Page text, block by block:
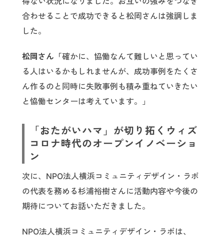
合わせることで成功できると松岡さんは強調しま
した。
松岡さん「確かに、協働なんて難しいと思ってい
る人はいるかもしれませんが、成功事例をたくさ
ん作るのと同時に失敗事例も積み重ねていきたい
と恊働センターは考えています。」
「おたがいハマ」が切り拓くウィズ
コロナ時代のオープンイノベーショ
ン
次に、NPO法人横浜コミュニティデザイン・ラボ
の代表を務める杉浦裕樹さんに活動内容や今後の
期待についてお話いただきました。
NPO法人横浜コミュニティデザイン・ラボは、